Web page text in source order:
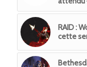
RAID :
cette